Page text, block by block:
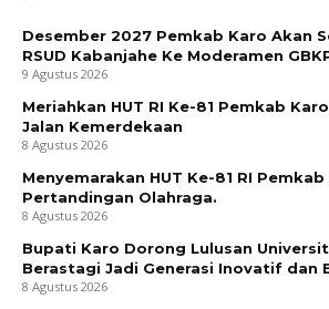
Desember 2027 Pemkab Karo Akan
RSUD Kabanjahe Ke Moderamen
9 Agustus 2026
Meriahkan HUT RI Ke-81 Pemkab
Jalan Kemerdekaan
8 Agustus 2026
Menyemarakan HUT Ke-81 RI
Pertandingan Olahraga.
8 Agustus 2026
Bupati Karo Dorong Lulusan
Berastagi Jadi Generasi Inovatif dan
8 Agustus 2026